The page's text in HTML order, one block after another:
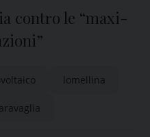
contro le “maxi-
lomellina